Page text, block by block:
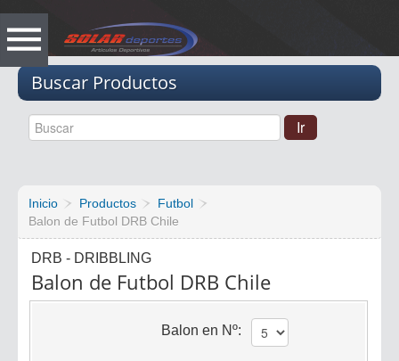
Buscar Productos
Inicio Productos
Futbol
Balon de Futbol DRB Chile
DRB - DRIBBLING
Balon de Futbol DRB Chile
Balon en Nº: